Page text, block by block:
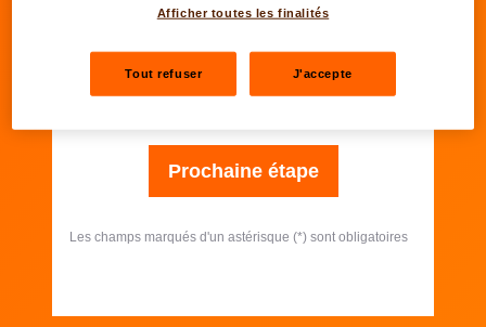
Année de construction/rénovation*
Prochaine étape
Les champs marqués d'un astérisque (*) sont obligatoires
Afficher toutes les finalités
Tout refuser J'accepte